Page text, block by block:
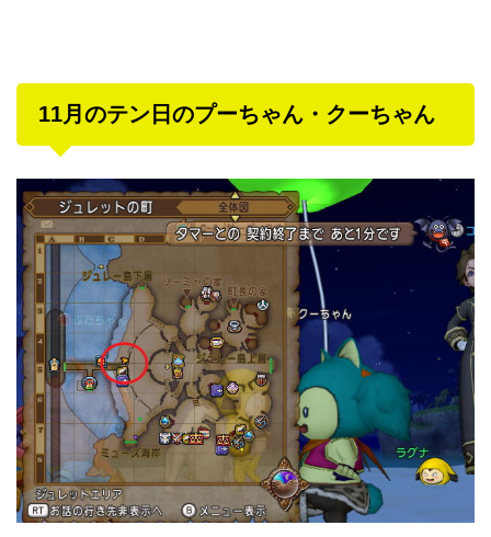
11月のテン日のプーちゃん・クーちゃん